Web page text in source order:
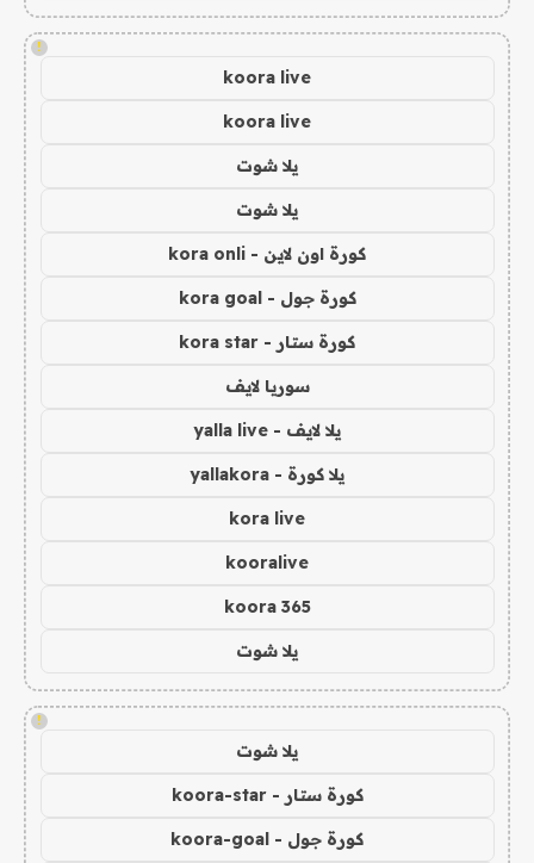
!
koora live
koora live
يلا شوت
يلا شوت
كورة اون لاين - kora onli
كورة جول - kora goal
كورة ستار - kora star
سوريا لايف
يلا لايف - yalla live
يلا كورة - yallakora
kora live
kooralive
koora 365
يلا شوت
!
يلا شوت
كورة ستار - koora-star
كورة جول - koora-goal